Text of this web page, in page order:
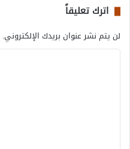
اترك تعليقاً
لن يتم نشر عنوان بريدك الإلكتروني.